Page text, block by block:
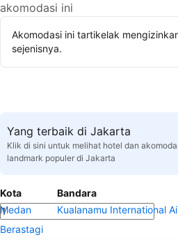
akomodasi ini
Akomodasi ini tartikelak
sejenisnya.
Yang terbaik di Jakarta
Klik di sini untuk melihat hotel dan
landmark populer di Jakarta
Kota
Medan
Berastagi
Bandara
Kualanamu International